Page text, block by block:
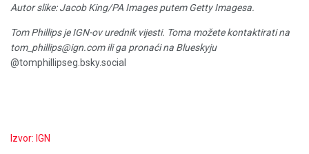
Autor slike: Jacob King/PA Images putem Getty Imagesa.
Tom Phillips je IGN-ov urednik vijesti. Toma možete kontaktirati na
tom_phillips@ign.com ili ga pronaći na Blueskyju
@tomphillipseg.bsky.social
Izvor: IGN